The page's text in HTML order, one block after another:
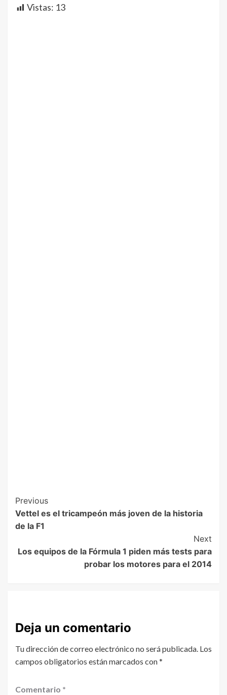
Vistas: 13
Previous
Vettel es el tricampeón más joven de la historia
de la F1
Next
Los equipos de la Fórmula 1 piden más tests para
probar los motores para el 2014
Deja un comentario
Tu dirección de correo electrónico no será publicada. Los
campos obligatorios están marcados con*
Comentario *